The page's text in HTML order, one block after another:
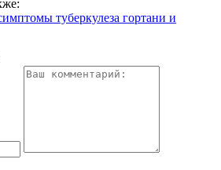
туберкулеза гортани и